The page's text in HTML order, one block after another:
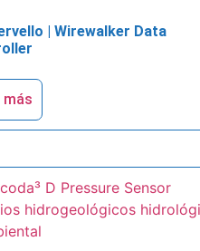
| Wirewalker Data
más